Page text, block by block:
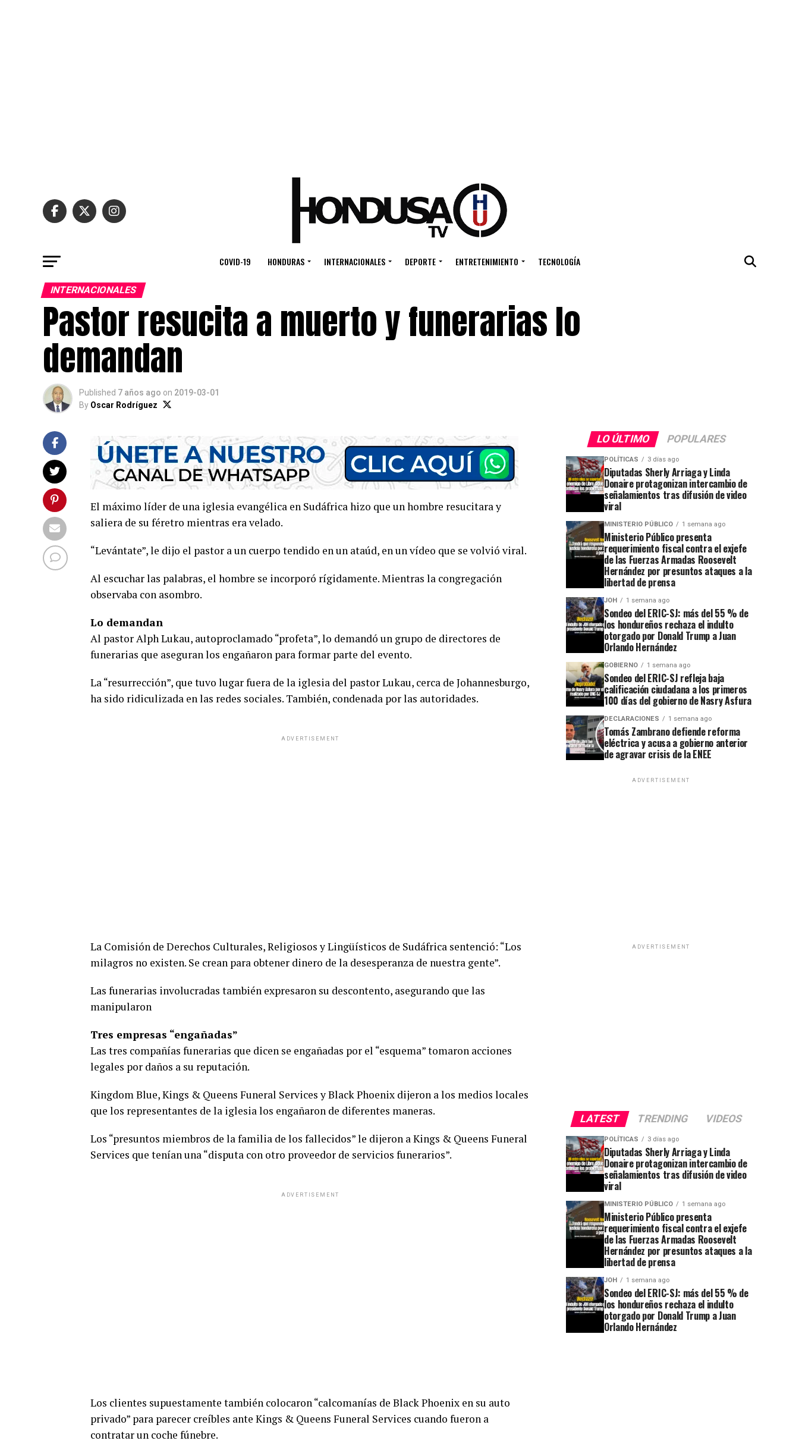
COVID-19 HONDURAS INTERNACIONALES DEPORTE ENTRETENIMIENTO TECNOLOGÍA
INTERNACIONALES
Pastor resucita a muerto y funerarias lo
demandan
Published 7 años ago on 2019-03-01
By Oscar Rodríguez
El máximo líder de una iglesia evangélica en Sudáfrica hizo que un hombre resucitara y
saliera de su féretro mientras era velado.
“Levántate”, le dijo el pastor a un cuerpo tendido en un ataúd, en un vídeo que se volvió viral.
Al escuchar las palabras, el hombre se incorporó rígidamente. Mientras la congregación
observaba con asombro.
Lo demandan
Al pastor Alph Lukau, autoproclamado “profeta”, lo demandó un grupo de directores de
funerarias que aseguran los engañaron para formar parte del evento.
La “resurrección”, que tuvo lugar fuera de la iglesia del pastor Lukau, cerca de Johannesburgo,
ha sido ridiculizada en las redes sociales. También, condenada por las autoridades.
ADVERTISEMENT
La Comisión de Derechos Culturales, Religiosos y Lingüísticos de Sudáfrica sentenció: “Los
milagros no existen. Se crean para obtener dinero de la desesperanza de nuestra gente”.
Las funerarias involucradas también expresaron su descontento, asegurando que las
manipularon
Tres empresas “engañadas”
Las tres compañías funerarias que dicen se engañadas por el “esquema” tomaron acciones
legales por daños a su reputación.
Kingdom Blue, Kings & Queens Funeral Services y Black Phoenix dijeron a los medios locales
que los representantes de la iglesia los engañaron de diferentes maneras.
Los “presuntos miembros de la familia de los fallecidos” le dijeron a Kings & Queens Funeral
Services que tenían una “disputa con otro proveedor de servicios funerarios”.
ADVERTISEMENT
Los clientes supuestamente también colocaron “calcomanías de Black Phoenix en su auto
privado” para parecer creíbles ante Kings & Queens Funeral Services cuando fueron a
contratar un coche fúnebre.
LO ÚLTIMO POPULARES
POLÍTICAS 3 días ago
Diputadas Sherly Arriaga y Linda
Donaire protagonizan intercambio de
señalamientos tras difusión de video
viral
MINISTERIO PÚBLICO 1 semana ago
Ministerio Público presenta
requerimiento fiscal contra el exjefe
de las Fuerzas Armadas Roosevelt
Hernández por presuntos ataques a la
libertad de prensa
JOH 1 semana ago
Sondeo del ERIC-SJ: más del 55 % de
los hondureños rechaza el indulto
otorgado por Donald Trump a Juan
Orlando Hernández
GOBIERNO 1 semana ago
Sondeo del ERIC-SJ refleja baja
calificación ciudadana a los primeros
100 días del gobierno de Nasry Asfura
DECLARACIONES 1 semana ago
Tomás Zambrano defiende reforma
eléctrica y acusa a gobierno anterior
de agravar crisis de la ENEE
ADVERTISEMENT
ADVERTISEMENT
LATEST TRENDING VIDEOS
POLÍTICAS 3 días ago
Diputadas Sherly Arriaga y Linda
Donaire protagonizan intercambio de
señalamientos tras difusión de video
viral
MINISTERIO PÚBLICO 1 semana ago
Ministerio Público presenta
requerimiento fiscal contra el exjefe
de las Fuerzas Armadas Roosevelt
Hernández por presuntos ataques a la
libertad de prensa
JOH 1 semana ago
Sondeo del ERIC-SJ: más del 55 % de
los hondureños rechaza el indulto
otorgado por Donald Trump a Juan
Orlando Hernández